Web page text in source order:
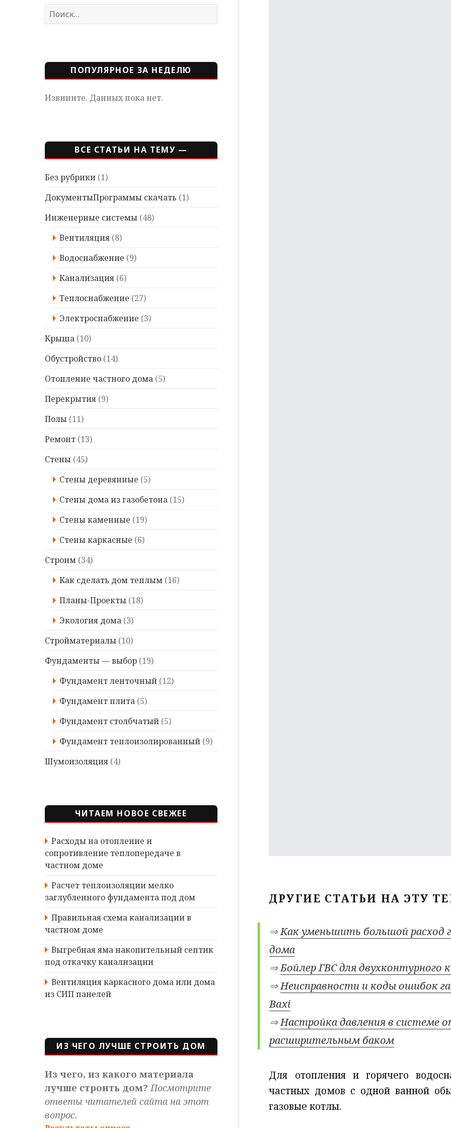
Найти:
ПОПУЛЯРНОЕ ЗА НЕДЕЛЮ
Извините. Данных пока нет.
ВСЕ СТАТЬИ НА ТЕМУ —
Без рубрики (1)
ДокументыПрограммы скачать (1)
Инженерные системы (48)
Вентиляция (8)
Водоснабжение (9)
Канализация (6)
Теплоснабжение (27)
Электроснабжение (3)
Крыша (10)
Обустройство (14)
Отопление частного дома (5)
Перекрытия (9)
Полы (11)
Ремонт (13)
Стены (45)
Стены деревянные (5)
Стены дома из газобетона (15)
Стены каменные (19)
Стены каркасные (6)
Строим (34)
Kaк сделать дом теплым (16)
Планы-Проекты (18)
Экология дома (3)
Стройматериалы (10)
Фундаменты — выбор (19)
Фундамент ленточный (12)
Фундамент плита (5)
Фундамент столбчатый (5)
Фундамент теплоизолированный (9)
Шумоизоляция (4)
ЧИТАЕМ НОВОЕ СВЕЖЕЕ
Расходы на отопление и
сопротивление теплопередаче в
частном доме
Расчет теплоизоляции мелко
заглубленного фундамента под дом
Правильная схема канализации в
частном доме
Выгребная яма накопительный септик
под откачку канализации
Вентиляция каркасного дома или дома
из СИП панелей
ИЗ ЧЕГО ЛУЧШЕ СТРОИТЬ ДОМ
Из чего, из какого материала
лучше строить дом?Посмотрите
ответы читателей сайта на этот
вопрос.
ДРУГИЕ СТАТЬИ НА ЭТУ
⇒Как уменьшить большой расход
дома
⇒Бойлер ГВС для двухконтурного
⇒Неисправности и коды ошибок
Baxi
⇒Настройка давления в системе
расширительным баком
Для отопления и горячего
частных домов с одной ванной
газовые котлы.